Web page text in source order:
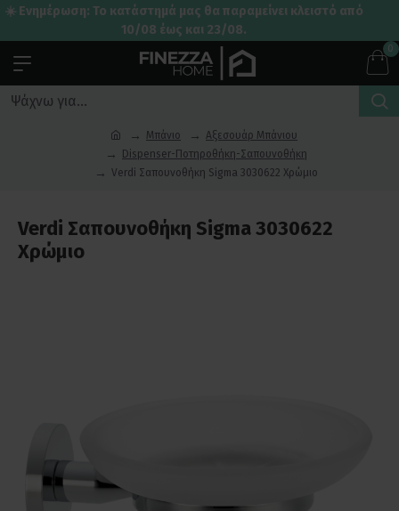
☀️ Ενημέρωση: Το κατάστημά μας θα παραμείνει κλειστό από
10/08 έως και 23/08.
0
Μπάνιο
Αξεσουάρ Μπάνιου
Dispenser-Ποτηροθήκη-Σαπουνοθήκη
Verdi Σαπουνοθήκη Sigma 3030622 Χρώμιο
Verdi Σαπουνοθήκη Sigma 3030622
Χρώμιο